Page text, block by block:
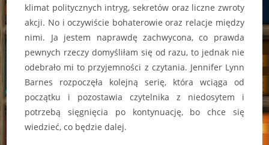
klimat politycznych intryg, sekretów oraz liczne zwroty
akcji. No i oczywiście bohaterowie oraz relacje między
nimi. Ja jestem naprawdę zachwycona, co prawda
pewnych rzeczy domyśliłam się od razu, to jednak nie
odebrało mi to przyjemności z czytania. Jennifer Lynn
Barnes rozpoczęła kolejną serię, która wciąga od
początku i pozostawia czytelnika z niedosytem i
potrzebą sięgnięcia po kontynuację, bo chce się
wiedzieć, co będzie dalej.